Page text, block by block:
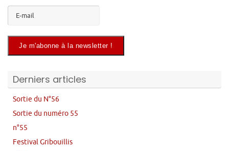
Derniers articles
Sortie du N°56
Sortie du numéro 55
n°55
Festival Gribouillis